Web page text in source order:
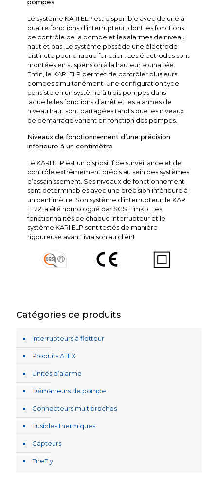
pompes
Le système KARI ELP est disponible avec de une à
quatre fonctions d’interrupteur, dont les fonctions
de contrôle de la pompe et les alarmes de niveau
haut et bas. Le système possède une électrode
distincte pour chaque fonction. Les électrodes sont
montées en suspension à la hauteur souhaitée.
Enfin, le KARI ELP permet de contrôler plusieurs
pompes simultanément. Une configuration type
consiste en un système à trois pompes dans
laquelle les fonctions d’arrêt et les alarmes de
niveau haut sont partagées tandis que les niveaux
de démarrage varient en fonction des pompes.
Niveaux de fonctionnement d’une précision
inférieure à un centimètre
Le KARI ELP est un dispositif de surveillance et de
contrôle extrêmement précis au sein des systèmes
d’assainissement. Ses niveaux de fonctionnement
sont déterminables avec une précision inférieure à
un centimètre. Son système d’interrupteur, le KARI
EL22, a été homologué par SGS Fimko. Les
fonctionnalités de chaque interrupteur et le
système KARI ELP sont testés de manière
rigoureuse avant livraison au client.
Catégories de produits
Interrupteurs à flotteur
Produits ATEX
Unités d’alarme
Démarreurs de pompe
Connecteurs multibroches
Fusibles thermiques
Capteurs
FireFly